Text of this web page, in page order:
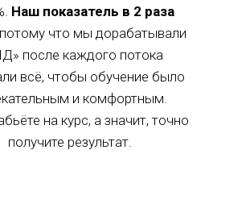
Наш показатель в 2 раза
что мы дорабатывали
после каждого потока
всё, чтобы обучение было
и комфортным.
на курс, а значит, точно
получите результат.